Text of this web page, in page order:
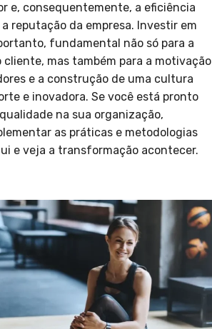
e, consequentemente, a eficiência
reputação da empresa. Investir em
fundamental não só para a
mas também para a motivação
e a construção de uma cultura
e inovadora. Se você está pronto
na sua organização,
as práticas e metodologias
e veja a transformação acontecer.